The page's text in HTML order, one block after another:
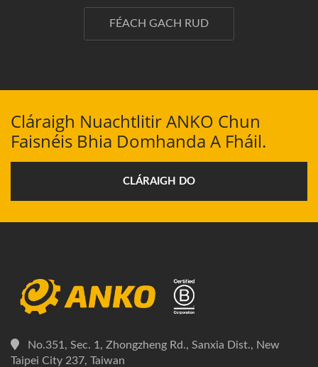
FÉACH GACH RUD
Cláraigh Nuachtlitir ANKO Chun
Faisnéis Bhia Domhanda A Fháil.
CLÁRAIGH DO
No.351, Sec. 1, Zhongzheng Rd., Sanxia Dist., New
Taipei City 237, Taiwan